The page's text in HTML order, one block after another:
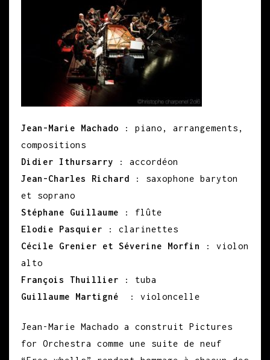
Jean-Marie Machado : piano, arrangements,
compositions
Didier Ithursarry : accordéon
Jean-Charles Richard : saxophone baryton
et soprano
Stéphane Guillaume : flûte
Elodie Pasquier : clarinettes
Cécile Grenier et Séverine Morfin
: violon
alto
François Thuillier : tuba
Guillaume Martigné : violoncelle
Jean-Marie Machado a construit Pictures
for Orchestra comme une suite de neuf